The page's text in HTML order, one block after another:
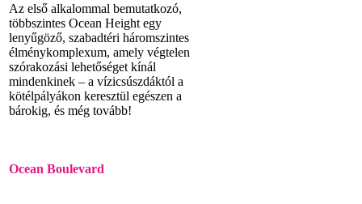
Az első alkalommal bemutatkozó,
többszintes Ocean Height egy
lenyűgöző, szabadtéri háromszintes
élménykomplexum, amely végtelen
szórakozási lehetőséget kínál
mindenkinek – a vízicsúszdáktól a
kötélpályákon keresztül egészen a
bárokig, és még tovább!
Ocean Boulevard